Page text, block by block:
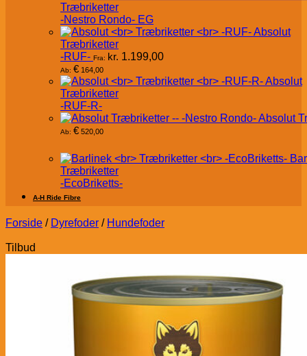
Træbriketter
-Nestro Rondo- EG
Absolut
Træbriketter
-RUF- Fra: kr. 1.199,00
Ab: € 164,00
Absolut
Træbriketter
-RUF-R-
Absolut
Ab: € 520,00
Træbriketter
-EcoBriketts-
A-H Ride Fibre
Forside / Dyrefoder / Hundefoder
Tilbud